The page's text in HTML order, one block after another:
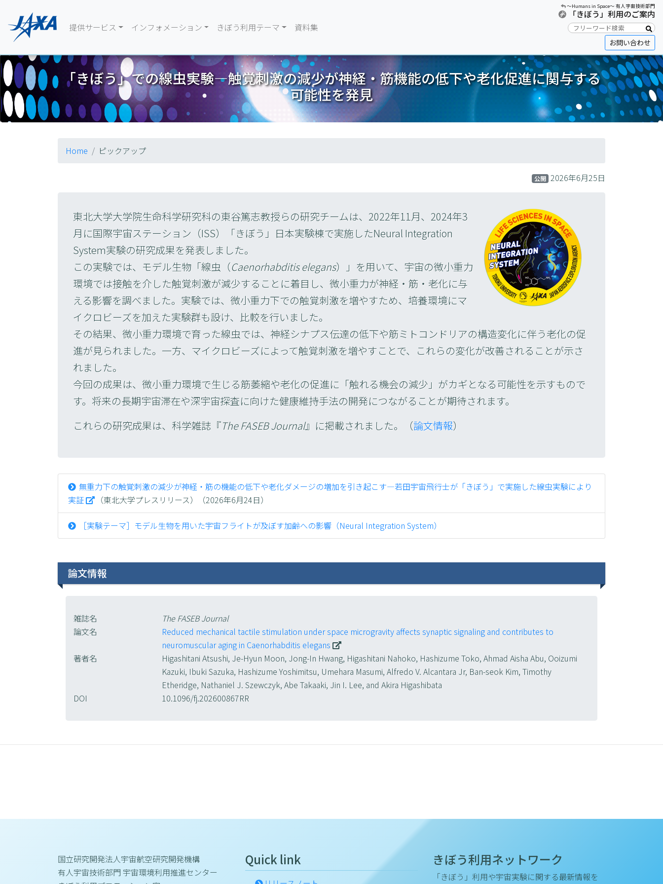
提供サービス インフォメーション きぼう利用テーマ 資料集
〜Humans in Space〜 有人宇宙技術部門
「きぼう」利用のご案内
お問い合わせ
「きぼう」での線虫実験―触覚刺激の減少が神経・筋機能の低下や老化促進に関与する
可能性を発見
Home ピックアップ
公開 2026年6月25日
東北大学大学院生命科学研究科の東谷篤志教授らの研究チームは、2022年11月、2024年3
月に国際宇宙ステーション（ISS）「きぼう」日本実験棟で実施したNeural Integration
System実験の研究成果を発表しました。
この実験では、モデル生物「線虫（Caenorhabditis elegans）」を用いて、宇宙の微小重力
環境では接触を介した触覚刺激が減少することに着目し、微小重力が神経・筋・老化に与
える影響を調べました。実験では、微小重力下での触覚刺激を増やすため、培養環境にマ
イクロビーズを加えた実験群も設け、比較を行いました。
その結果、微小重力環境で育った線虫では、神経シナプス伝達の低下や筋ミトコンドリアの構造変化に伴う老化の促
進が見られました。一方、マイクロビーズによって触覚刺激を増やすことで、これらの変化が改善されることが示さ
れました。
今回の成果は、微小重力環境で生じる筋萎縮や老化の促進に「触れる機会の減少」がカギとなる可能性を示すもので
す。将来の長期宇宙滞在や深宇宙探査に向けた健康維持手法の開発につながることが期待されます。
これらの研究成果は、科学雑誌『The FASEB Journal』に掲載されました。（論文情報）
無重力下の触覚刺激の減少が神経・筋の機能の低下や老化ダメージの増加を引き起こす―若田宇宙飛行士が「きぼう」で実施した線虫実験により
実証
（東北大学プレスリリース）（2026年6月24日）
［実験テーマ］モデル生物を用いた宇宙フライトが及ぼす加齢への影響（Neural Integration System）
論文情報
雑誌名
The FASEB Journal
論文名
Reduced mechanical tactile stimulation under space microgravity affects synaptic signaling and contributes to
neuromuscular aging in Caenorhabditis elegans
著者名
Higashitani Atsushi, Je-Hyun Moon, Jong-In Hwang, Higashitani Nahoko, Hashizume Toko, Ahmad Aisha Abu, Ooizumi
Kazuki, Ibuki Sazuka, Hashizume Yoshimitsu, Umehara Masumi, Alfredo V. Alcantara Jr, Ban-seok Kim, Timothy
Etheridge, Nathaniel J. Szewczyk, Abe Takaaki, Jin I. Lee, and Akira Higashibata
DOI
10.1096/fj.202600867RR
国立研究開発法人宇宙航空研究開発機構
有人宇宙技術部門 宇宙環境利用推進センター
Quick link きぼう利用ネットワーク
「きぼう」利用や宇宙実験に関する最新情報を